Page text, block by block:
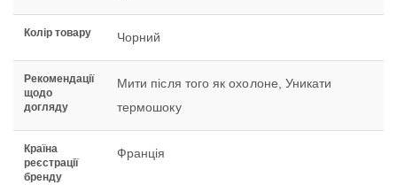
Колір товару Чорний
Рекомендації
щодо
догляду
Мити після того як охолоне, Уникати
термошоку
Країна
реєстрації
бренду
Франція